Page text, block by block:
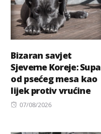
Bizaran savjet
Sjeverne Koreje: Supa
od psećeg mesa kao
lijek protiv vrućine
Posted
07/08/2026